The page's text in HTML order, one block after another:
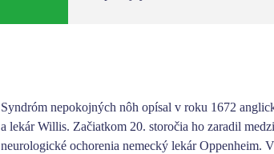
Syndróm nepokojných nôh opísal v roku 1672
a lekár Willis. Začiatkom 20. storočia ho zaradil medzi
neurologické ochorenia nemecký lekár Oppenheim.